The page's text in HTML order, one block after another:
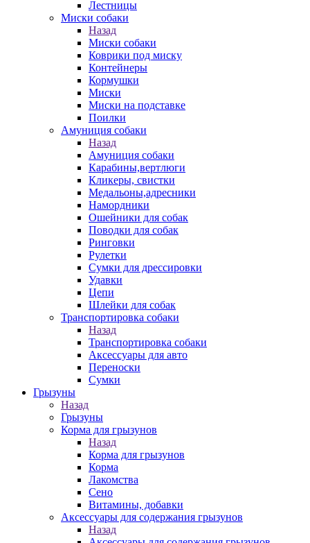
Лестницы
Миски собаки
Назад
Миски собаки
Коврики под миску
Контейнеры
Кормушки
Миски
Миски на подставке
Поилки
Амуниция собаки
Назад
Амуниция собаки
Карабины,вертлюги
Кликеры, свистки
Медальоны,адресники
Намордники
Ошейники для собак
Поводки для собак
Ринговки
Рулетки
Сумки для дрессировки
Удавки
Цепи
Шлейки для собак
Транспортировка собаки
Назад
Транспортировка собаки
Аксессуары для авто
Переноски
Сумки
Грызуны
Назад
Грызуны
Корма для грызунов
Назад
Корма для грызунов
Корма
Лакомства
Сено
Витамины, добавки
Аксессуары для содержания грызунов
Назад